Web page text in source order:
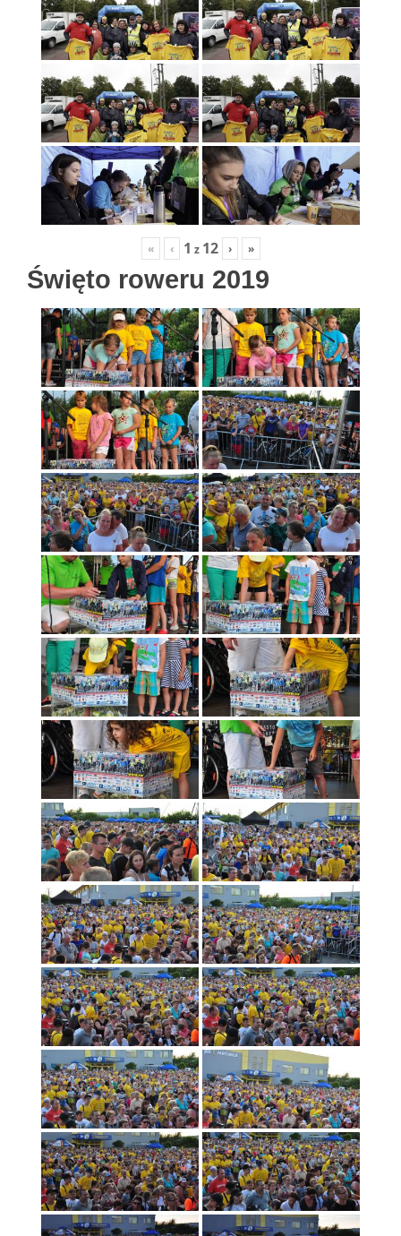
« ‹ 1 z 12 › »
Święto roweru 2019